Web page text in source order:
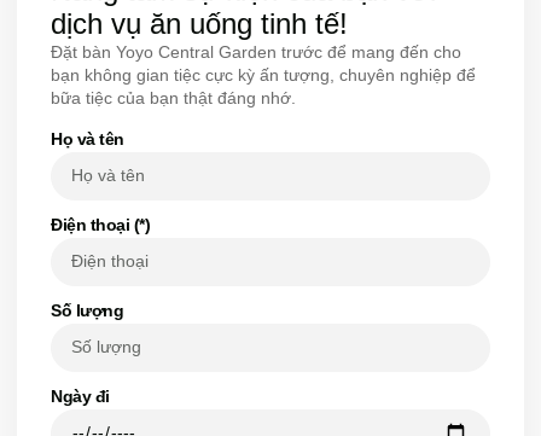
dịch vụ ăn uống tinh tế!
Đặt bàn Yoyo Central Garden trước để mang đến cho
bạn không gian tiệc cực kỳ ấn tượng, chuyên nghiệp để
bữa tiệc của bạn thật đáng nhớ.​
Họ và tên
Điện thoại (*)
Số lượng
Ngày đi